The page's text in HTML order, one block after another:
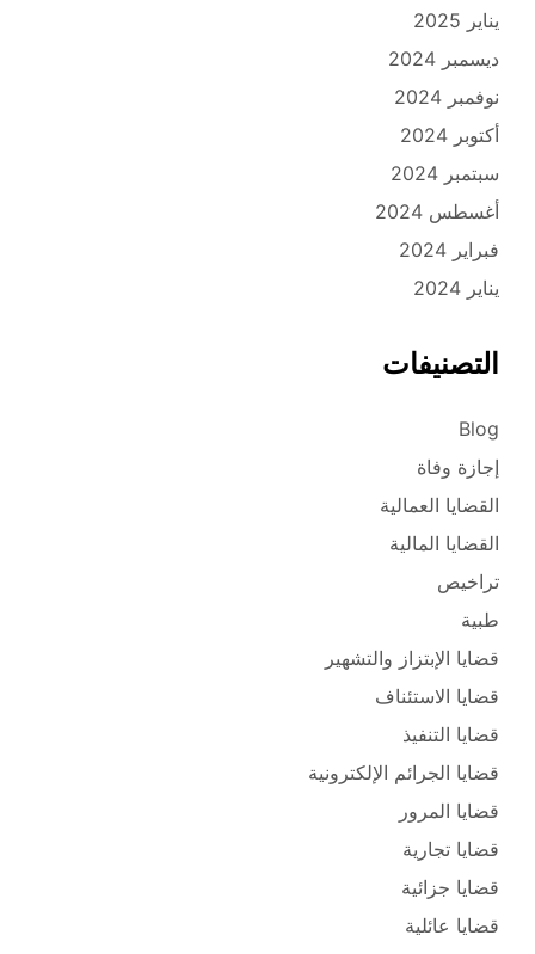
يناير 2025
ديسمبر 2024
نوفمبر 2024
أكتوبر 2024
سبتمبر 2024
أغسطس 2024
فبراير 2024
يناير 2024
التصنيفات
Blog
إجازة وفاة
القضايا العمالية
القضايا المالية
تراخيص
طبية
قضايا الإبتزاز والتشهير
قضايا الاستئناف
قضايا التنفيذ
قضايا الجرائم الإلكترونية
قضايا المرور
قضايا تجارية
قضايا جزائية
قضايا عائلية